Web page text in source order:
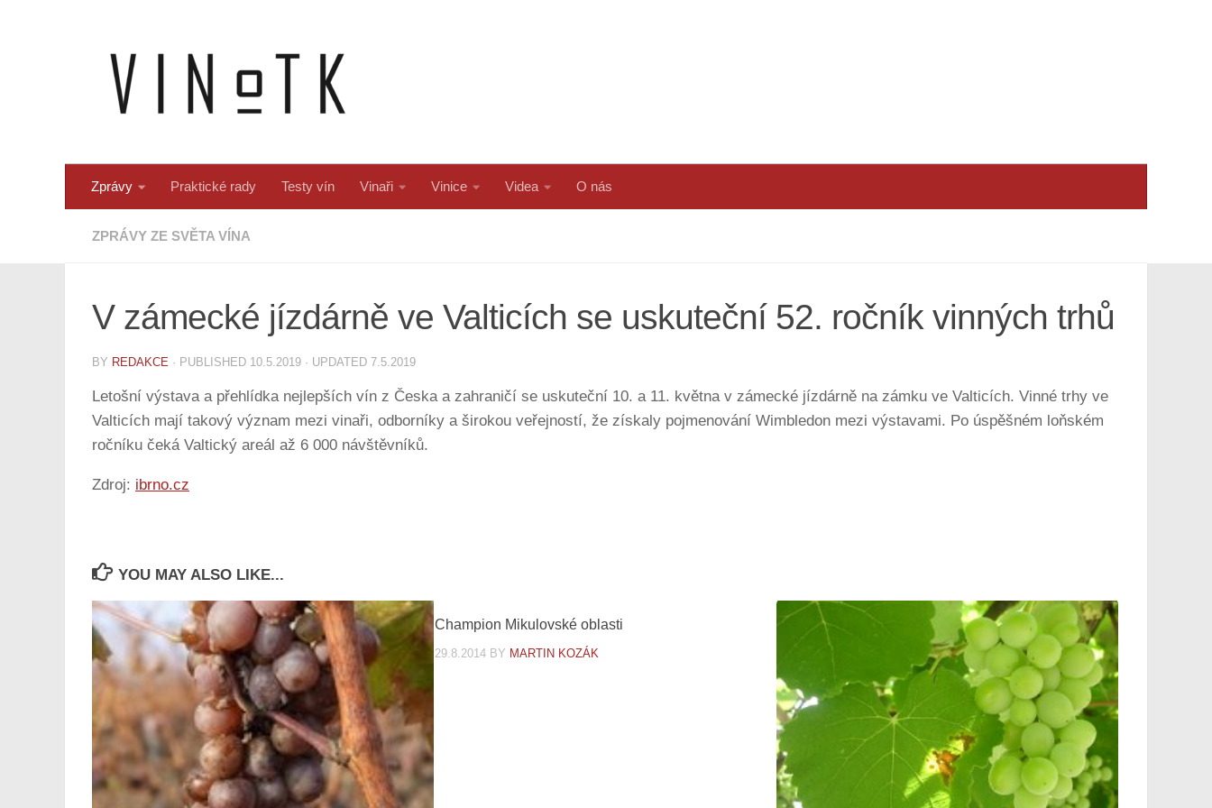
Zprávy Praktické rady Testy vín Vinaři Vinice Videa O nás
ZPRÁVY ZE SVĚTA VÍNA
V zámecké jízdárně ve Valticích se uskuteční 52. ročník vinných trhů
BY REDAKCE · PUBLISHED 10.5.2019 · UPDATED 7.5.2019
Letošní výstava a přehlídka nejlepších vín z Česka a zahraničí se uskuteční 10. a 11. května v zámecké jízdárně na zámku ve Valticích. Vinné trhy ve
Valticích mají takový význam mezi vinaři, odborníky a širokou veřejností, že získaly pojmenování Wimbledon mezi výstavami. Po úspěšném loňském
ročníku čeká Valtický areál až 6 000 návštěvníků.
Zdroj: ibrno.cz
YOU MAY ALSO LIKE...
Champion Mikulovské oblasti
29.8.2014BY MARTIN KOZÁK